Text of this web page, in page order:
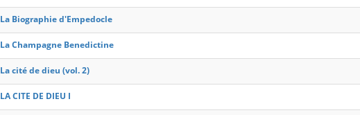
La Biographie d'Empedocle
La Champagne Benedictine
La cité de dieu (vol. 2)
LA CITE DE DIEU I